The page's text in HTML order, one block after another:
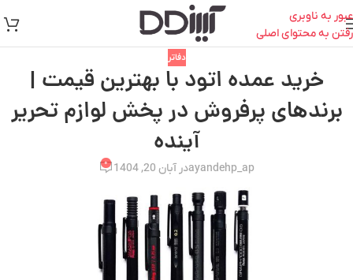
عبور به ناوبری
رفتن به محتوای اصلی
دفاتر
خرید عمده اتود با بهترین قیمت |
برندهای پرفروش در پخش لوازم تحریر
آینده
ayandehp_apدر آبان 20, 1404 ۰